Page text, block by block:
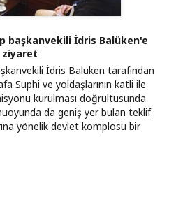
başkanvekili İdris Balüken'e
ziyaret
İdris Balüken tarafından
Suphi ve yoldaşlarının katli ile
kurulması doğrultusunda
da geniş yer bulan teklif
yönelik devlet komplosu bir